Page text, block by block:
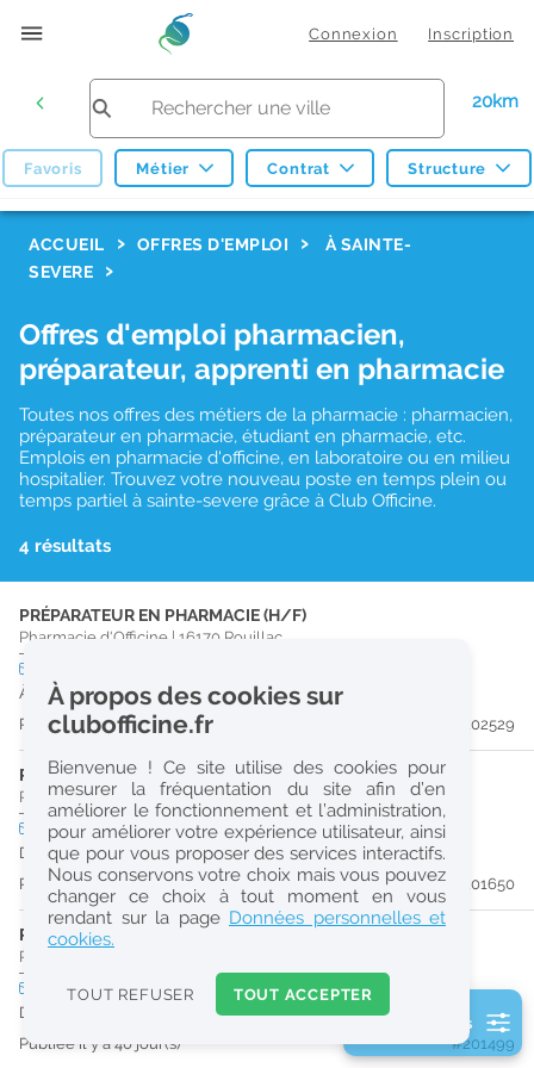
Connexion Inscription
20km
Favoris Métier Contrat Structure
Réinitialiser
2
0
k
Consulter les offres de la France d'outre-mer
ACCUEIL OFFRES D'EMPLOI
À SAINTE-
SEVERE
Offres d'emploi pharmacien,
préparateur, apprenti en pharmacie
Toutes nos offres des métiers de la pharmacie : pharmacien,
préparateur en pharmacie, étudiant en pharmacie, etc.
Emplois en pharmacie d'officine, en laboratoire ou en milieu
hospitalier. Trouvez votre nouveau poste en temps plein ou
temps partiel à sainte-severe grâce à Club Officine.
4 résultats
PRÉPARATEUR EN PHARMACIE (H/F)
Pharmacie d'Officine | 16170 Rouillac
À partir du 30/09/26
Publiée il y a 26 jour(s)
#202529
PRÉPARATEUR EN PHARMACIE (H/F)
Pharmacie d'Officine|16100Châteaubernard
CDI temps plein
Dès que possible
Publiée il y a 38 jour(s)
#201650
PHARMACIEN (H/F)
Pharmacie d'Officine
CDItemps plein
Dès que possible
Publiée il y a 40 jour(s)
#201499
2 filtre(s) actifs
À propos des cookies sur
clubofficine.fr
Bienvenue ! Ce site utilise des cookies pour
mesurer la fréquentation du site afin d’en
améliorer le fonctionnement et l’administration,
pour améliorer votre expérience utilisateur, ainsi
que pour vous proposer des services interactifs.
Nous conservons votre choix mais vous pouvez
changer ce choix à tout moment en vous
rendant sur la page Données personnelles et
cookies.
TOUT REFUSER TOUT ACCEPTER